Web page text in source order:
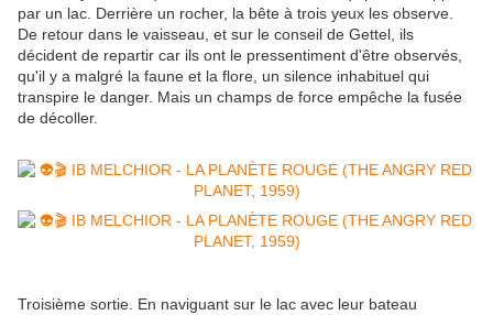
par un lac. Derrière un rocher, la bête à trois yeux les observe.
De retour dans le vaisseau, et sur le conseil de Gettel, ils
décident de repartir car ils ont le pressentiment d'être observés,
qu'il y a malgré la faune et la flore, un silence inhabituel qui
transpire le danger. Mais un champs de force empêche la fusée
de décoller.
Troisième sortie. En naviguant sur le lac avec leur bateau